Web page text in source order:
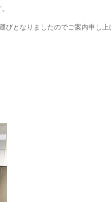
びとなりましたのでご案内申し上